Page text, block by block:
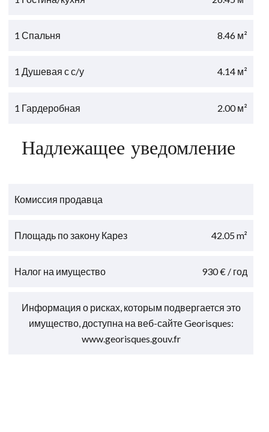
1 Спальня 8.46 м²
1 Душевая с с/у 4.14 м²
1 Гардеробная 2.00 м²
Надлежащее уведомление
Комиссия продавца
Площадь по закону Карез 42.05 m²
Налог на имущество 930 € / год
Информация о рисках, которым подвергается это
имущество, доступна на веб-сайте Georisques:
www.georisques.gouv.fr